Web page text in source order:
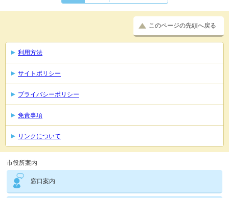
このページの先頭へ戻る
利用方法
サイトポリシー
プライバシーポリシー
免責事項
リンクについて
市役所案内
窓口案内